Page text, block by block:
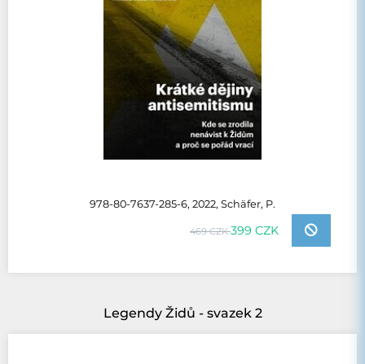
978-80-7637-285-6, 2022, Schäfer, P.
469 CZK399 CZK
Legendy Židů - svazek 2